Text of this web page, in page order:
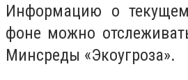
Информацию о
фоне можно
Минсреды «Экоугроза».